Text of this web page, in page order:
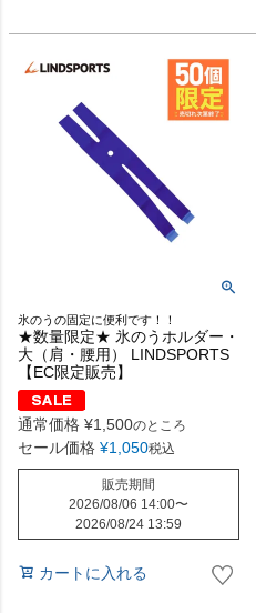
氷のうの固定に便利です！！
★数量限定★ 氷のうホルダー・
大（肩・腰用） LINDSPORTS
【EC限定販売】
通常価格 ¥1,500のところ
セール価格 ¥1,050税込
販売期間
2026/08/06 14:00〜
2026/08/24 13:59
カートに入れる